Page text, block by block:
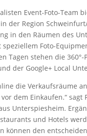
Event-Foto-Team
der Region
in den Räumen des
Foto-
Tagen stehen die
der Google+ Local
die Verkaufsräume
dem Einkaufen.“
Unterspiesheim.
und Hotels
können den